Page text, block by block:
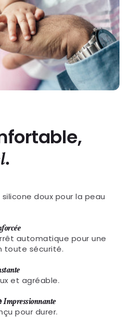
.
doux pour la peau
automatique pour une
toute sécurité.
et agréable.
Impressionnante
pour durer.